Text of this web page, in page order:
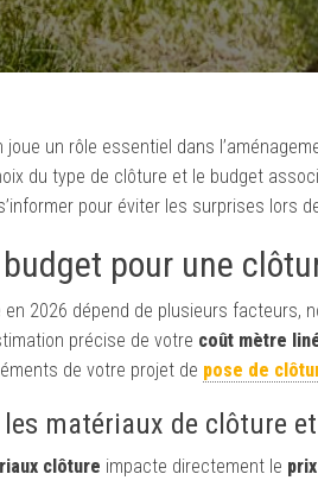
joue un rôle essentiel dans
du type de clôture et le budget
pour éviter les surprises lors
pour une
en 2026 dépend de plusieurs facteurs,
précise de votre coût mètre
de votre projet de pose de
les matériaux de clôture
clôture impacte directement le